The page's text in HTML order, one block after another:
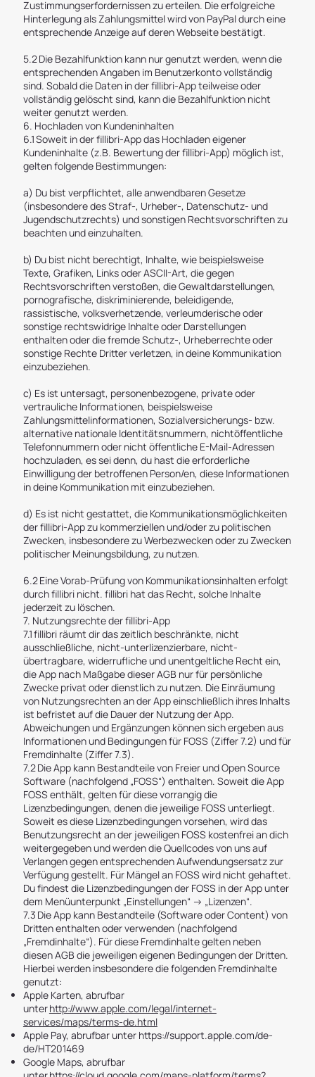
Zustimmungserfordernissen zu erteilen. Die erfolgreiche
Hinterlegung als Zahlungsmittel wird von PayPal durch eine
entsprechende Anzeige auf deren Webseite bestätigt.
5.2 Die Bezahlfunktion kann nur genutzt werden, wenn die
entsprechenden Angaben im Benutzerkonto vollständig
sind. Sobald die Daten in der fillibri-App teilweise oder
vollständig gelöscht sind, kann die Bezahlfunktion nicht
weiter genutzt werden.
6. Hochladen von Kundeninhalten
6.1 Soweit in der fillibri-App das Hochladen eigener
Kundeninhalte (z.B. Bewertung der fillibri-App) möglich ist,
gelten folgende Bestimmungen:
a) Du bist verpflichtet, alle anwendbaren Gesetze
(insbesondere des Straf-, Urheber-, Datenschutz- und
Jugendschutzrechts) und sonstigen Rechtsvorschriften zu
beachten und einzuhalten.
b) Du bist nicht berechtigt, Inhalte, wie beispielsweise
Texte, Grafiken, Links oder ASCII-Art, die gegen
Rechtsvorschriften verstoßen, die Gewaltdarstellungen,
pornografische, diskriminierende, beleidigende,
rassistische, volksverhetzende, verleumderische oder
sonstige rechtswidrige Inhalte oder Darstellungen
enthalten oder die fremde Schutz-, Urheberrechte oder
sonstige Rechte Dritter verletzen, in deine Kommunikation
einzubeziehen.
c) Es ist untersagt, personenbezogene, private oder
vertrauliche Informationen, beispielsweise
Zahlungsmittelinformationen, Sozialversicherungs- bzw.
alternative nationale Identitätsnummern, nichtöffentliche
Telefonnummern oder nicht öffentliche E-Mail-Adressen
hochzuladen, es sei denn, du hast die erforderliche
Einwilligung der betroffenen Person/en, diese Informationen
in deine Kommunikation mit einzubeziehen.
d) Es ist nicht gestattet, die Kommunikationsmöglichkeiten
der fillibri-App zu kommerziellen und/oder zu politischen
Zwecken, insbesondere zu Werbezwecken oder zu Zwecken
politischer Meinungsbildung, zu nutzen.
6.2 Eine Vorab-Prüfung von Kommunikationsinhalten erfolgt
durch fillibri nicht. fillibri hat das Recht, solche Inhalte
jederzeit zu löschen.
7. Nutzungsrechte der fillibri-App
7.1 fillibri räumt dir das zeitlich beschränkte, nicht
ausschließliche, nicht-unterlizenzierbare, nicht-
übertragbare, widerrufliche und unentgeltliche Recht ein,
die App nach Maßgabe dieser AGB nur für persönliche
Zwecke privat oder dienstlich zu nutzen. Die Einräumung
von Nutzungsrechten an der App einschließlich ihres Inhalts
ist befristet auf die Dauer der Nutzung der App.
Abweichungen und Ergänzungen können sich ergeben aus
Informationen und Bedingungen für FOSS (Ziffer 7.2) und für
Fremdinhalte (Ziffer 7.3).
7.2 Die App kann Bestandteile von Freier und Open Source
Software (nachfolgend „FOSS“) enthalten. Soweit die App
FOSS enthält, gelten für diese vorrangig die
Lizenzbedingungen, denen die jeweilige FOSS unterliegt.
Soweit es diese Lizenzbedingungen vorsehen, wird das
Benutzungsrecht an der jeweiligen FOSS kostenfrei an dich
weitergegeben und werden die Quellcodes von uns auf
Verlangen gegen entsprechenden Aufwendungsersatz zur
Verfügung gestellt. Für Mängel an FOSS wird nicht gehaftet.
Du findest die Lizenzbedingungen der FOSS in der App unter
dem Menüunterpunkt „Einstellungen“ -> „Lizenzen“.
7.3 Die App kann Bestandteile (Software oder Content) von
Dritten enthalten oder verwenden (nachfolgend
„Fremdinhalte“). Für diese Fremdinhalte gelten neben
diesen AGB die jeweiligen eigenen Bedingungen der Dritten.
Hierbei werden insbesondere die folgenden Fremdinhalte
genutzt:
Apple Karten, abrufbar
unterhttp://www.apple.com/legal/internet-
services/maps/terms-de.html
Apple Pay, abrufbar unter https://support.apple.com/de-
de/HT201469
Google Maps, abrufbar